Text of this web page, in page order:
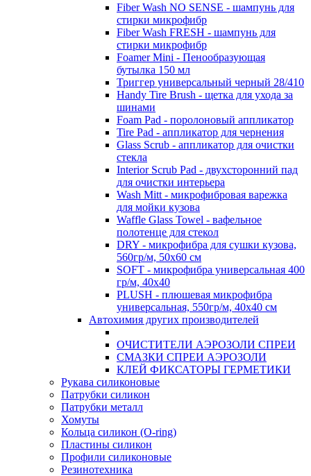
Fiber Wash NO SENSE - шампунь для
стирки микрофибр
Fiber Wash FRESH - шампунь для
стирки микрофибр
Foamer Mini - Пенообразующая
бутылка 150 мл
Триггер универсальный черный 28/410
Handy Tire Brush - щетка для ухода за
шинами
Foam Pad - поролоновый аппликатор
Tire Pad - аппликатор для чернения
Glass Scrub - аппликатор для очистки
стекла
Interior Scrub Pad - двухсторонний пад
для очистки интерьера
Wash Mitt - микрофибровая варежка
для мойки кузова
Waffle Glass Towel - вафельное
полотенце для стекол
DRY - микрофибра для сушки кузова,
560гр/м, 50х60 см
SOFT - микрофибра универсальная 400
гр/м, 40х40
PLUSH - плюшевая микрофибра
универсальная, 550гр/м, 40х40 см
Автохимия других производителей
ОЧИСТИТЕЛИ АЭРОЗОЛИ СПРЕИ
СМАЗКИ СПРЕИ АЭРОЗОЛИ
КЛЕЙ ФИКСАТОРЫ ГЕРМЕТИКИ
Рукава силиконовые
Патрубки силикон
Патрубки металл
Хомуты
Кольца силикон (O-ring)
Пластины силикон
Профили силиконовые
Резинотехника